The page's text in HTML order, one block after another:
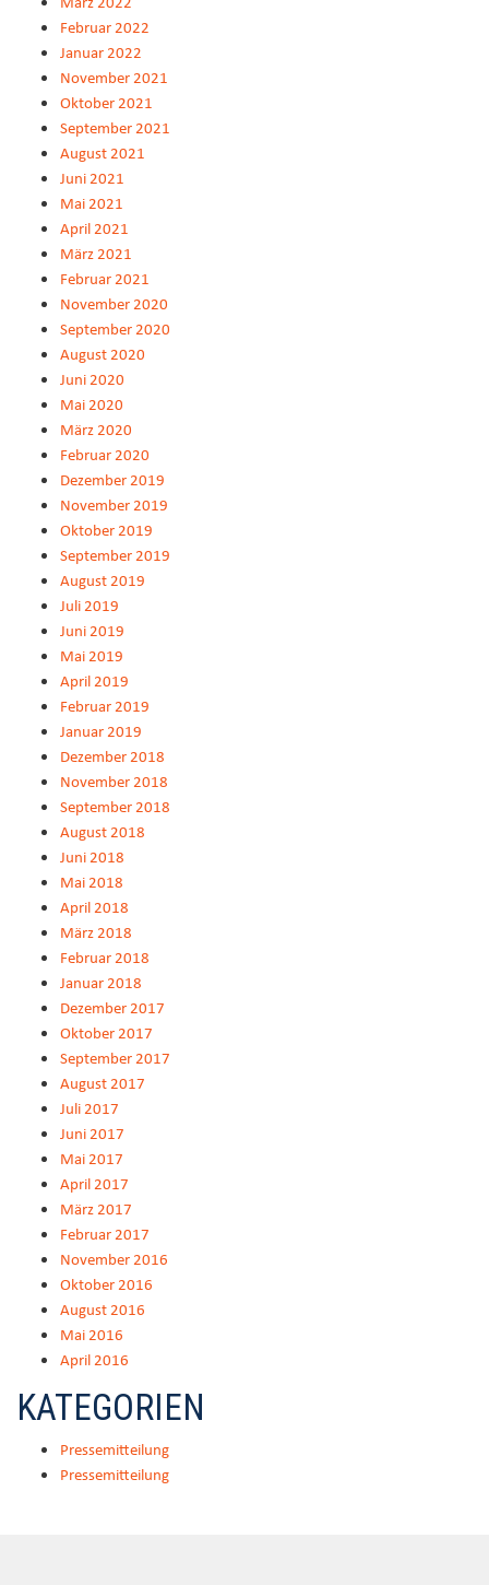
Februar 2022
Januar 2022
November 2021
Oktober 2021
September 2021
August 2021
Juni 2021
Mai 2021
April 2021
März 2021
Februar 2021
November 2020
September 2020
August 2020
Juni 2020
Mai 2020
März 2020
Februar 2020
Dezember 2019
November 2019
Oktober 2019
September 2019
August 2019
Juli 2019
Juni 2019
Mai 2019
April 2019
Februar 2019
Januar 2019
Dezember 2018
November 2018
September 2018
August 2018
Juni 2018
Mai 2018
April 2018
März 2018
Februar 2018
Januar 2018
Dezember 2017
Oktober 2017
September 2017
August 2017
Juli 2017
Juni 2017
Mai 2017
April 2017
März 2017
Februar 2017
November 2016
Oktober 2016
August 2016
Mai 2016
April 2016
KATEGORIEN
Pressemitteilung
Pressemitteilung